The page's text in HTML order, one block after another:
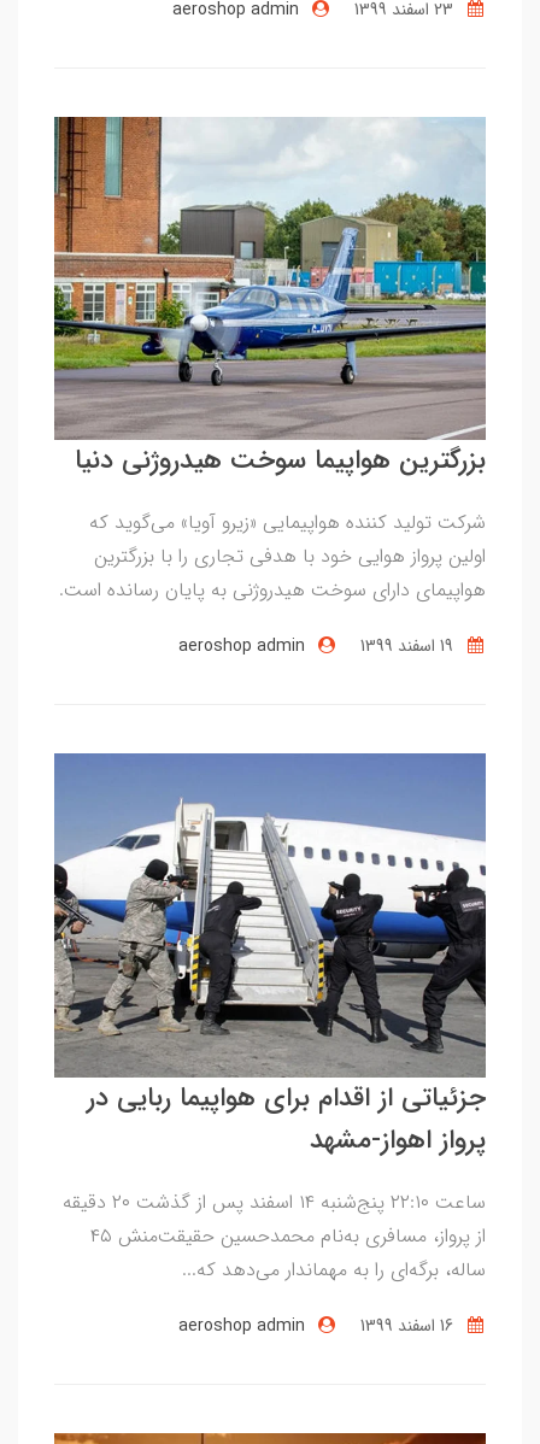
aeroshop admin
بزرگترین هواپیما سوخت هیدروژنی دنیا
شرکت تولید کننده هواپیمایی «زیرو آویا» می‌گوید که
اولین پرواز هوایی خود با هدفی تجاری را با بزرگترین
هواپیمای دارای سوخت هیدروژنی به پایان رسانده است.
aeroshop admin
جزئیاتی از اقدام برای هواپیما ربایی در
پرواز اهواز-مشهد
ساعت ٢٢:١٠ پنج‌شنبه ۱۴ اسفند پس از گذشت ۲۰ دقیقه
از پرواز، مسافری به‌نام محمدحسین حقیقت‌منش ۴۵
ساله، برگه‌ای را به مهماندار می‌دهد که...
aeroshop admin